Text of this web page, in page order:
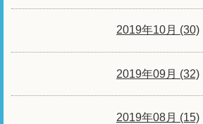
2019年10月 (30)
2019年09月 (32)
2019年08月 (15)